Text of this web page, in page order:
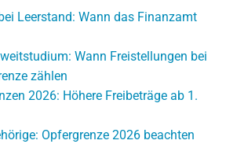
Leerstand: Wann das Finanzamt
Wann Freistellungen bei
zählen
2026: Höhere Freibeträge ab 1.
Opfergrenze 2026 beachten